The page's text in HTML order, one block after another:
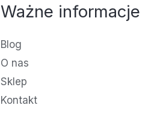
Ważne informacje
Blog
O nas
Sklep
Kontakt